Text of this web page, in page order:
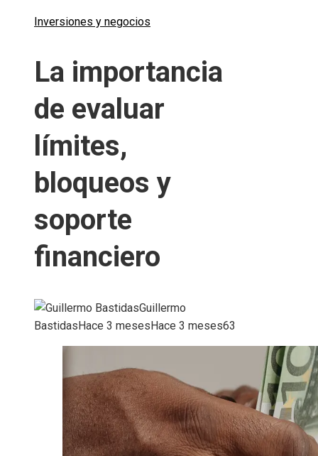
Inversiones y negocios
La importancia
de evaluar
límites,
bloqueos y
soporte
financiero
Guillermo
Bastidas Hace 3 meses Hace 3 meses63